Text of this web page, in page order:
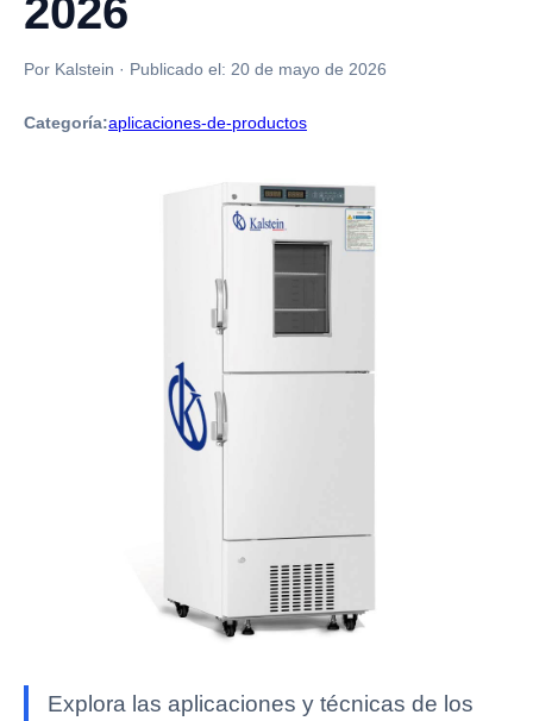
2026
Por Kalstein · Publicado el: 20 de mayo de 2026
Categoría:aplicaciones-de-productos
Explora las aplicaciones y técnicas de los